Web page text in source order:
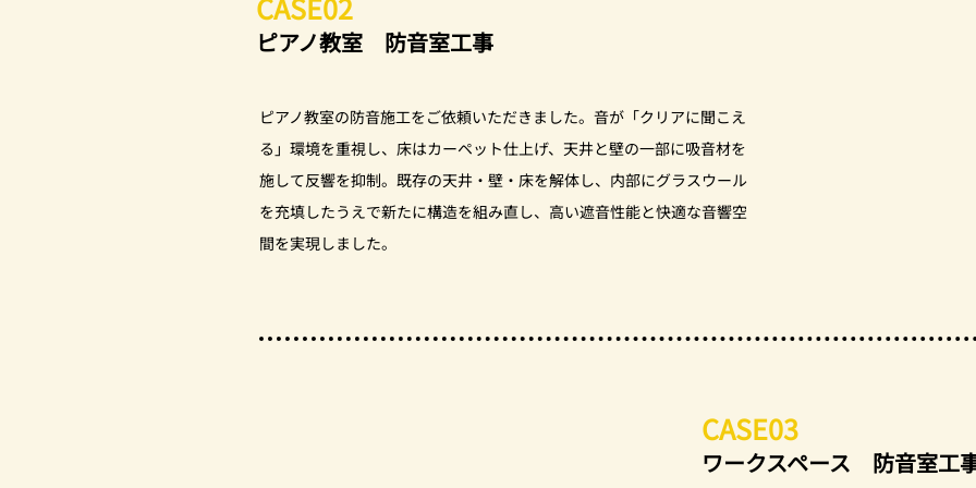
ピアノ教室 防音室工事
ピアノ教室の防音施工をご依頼いただきました。音が「クリアに聞こえ
る」環境を重視し、床はカーペット仕上げ、天井と壁の一部に吸音材を
施して反響を抑制。既存の天井・壁・床を解体し、内部にグラスウール
を充填したうえで新たに構造を組み直し、高い遮音性能と快適な音響空
間を実現しました。
CASE03
ワークスペース 防音室工